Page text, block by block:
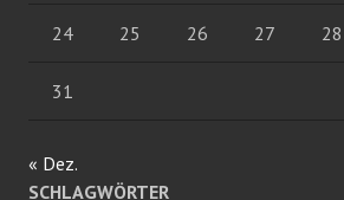
24 25 26 27 28
31
« Dez.
SCHLAGWÖRTER